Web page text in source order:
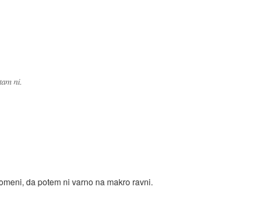
ni.
da potem ni varno na makro ravni.